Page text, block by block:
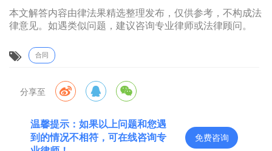
本文解答内容由律法果精选整理发布，仅供参考，不构成法
律意见。如遇类似问题，建议咨询专业律师或法律顾问。
合同
分享至
温馨提示：如果以上问题和您遇
到的情况不相符，可在线咨询专
免费咨询